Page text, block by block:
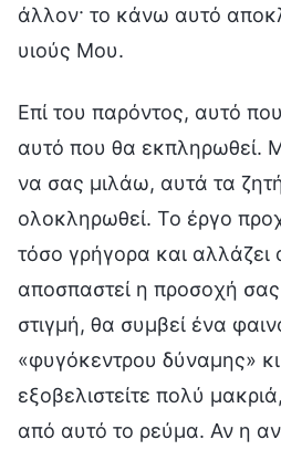
άλλον· το κάνω αυτό
υιούς Μου.
Επί του παρόντος, αυτό
αυτό που θα εκπληρωθεί.
να σας μιλάω, αυτά τα
ολοκληρωθεί. Το έργο
τόσο γρήγορα και
αποσπαστεί η προσοχή σας
στιγμή, θα συμβεί ένα
«φυγόκεντρου δύναμης»
εξοβελιστείτε πολύ
από αυτό το ρεύμα. Αν η